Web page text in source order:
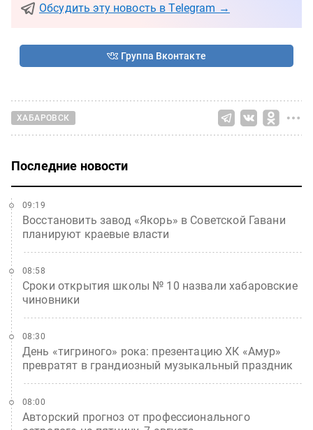
Обсудить эту новость в Telegram →
Группа Вконтакте
ХАБАРОВСК
Последние новости
Восстановить завод «Якорь» в Советской Гавани
планируют краевые власти
09:19
Сроки открытия школы № 10 назвали хабаровские
чиновники
08:58
День «тигриного» рока: презентацию ХК «Амур»
превратят в грандиозный музыкальный праздник
08:30
Авторский прогноз от профессионального
08:00